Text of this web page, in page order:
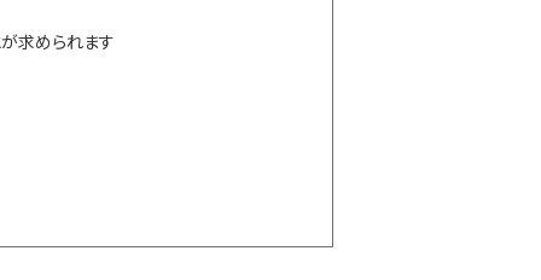
求められます